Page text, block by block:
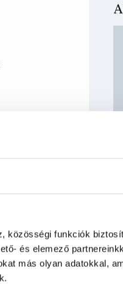
közösségi funkciók
és elemező
más olyan adatokkal,